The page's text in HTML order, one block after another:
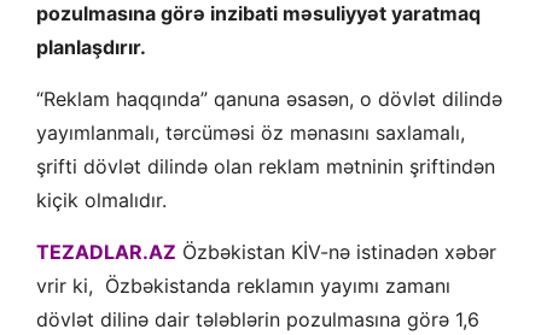
pozulmasına görə inzibati məsuliyyət yaratmaq
planlaşdırır.
“Reklam haqqında” qanuna əsasən, o dövlət dilində
yayımlanmalı, tərcüməsi öz mənasını saxlamalı,
şrifti dövlət dilində olan reklam mətninin şriftindən
kiçik olmalıdır.
TEZADLAR.AZ Özbəkistan KİV-nə istinadən xəbər
vrir ki, Özbəkistanda reklamın yayımı zamanı
dövlət dilinə dair tələblərin pozulmasına görə 1,6